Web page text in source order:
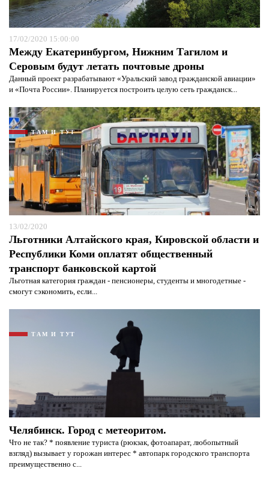
17/02/2020 15:00:00
Между Екатеринбургом, Нижним Тагилом и
Серовым будут летать почтовые дроны
Данный проект разрабатывают «Уральский завод гражданской авиации»
и «Почта России». Планируется построить целую сеть гражданск...
ТАМ И ТУТ
13/02/2020
Льготники Алтайского края, Кировской области и
Республики Коми оплатят общественный
транспорт банковской картой
Льготная категория граждан - пенсионеры, студенты и многодетные -
смогут сэкономить, если...
ТАМ И ТУТ
Челябинск. Город с метеоритом.
Что не так? * появление туриста (рюкзак, фотоапарат, любопытный
взгляд) вызывает у горожан интерес * автопарк городского транспорта
преимущественно с...
политикой конфиденциальности и
защиты информации*
Я согласен с
политикой конфиденциальности и
защиты информации*